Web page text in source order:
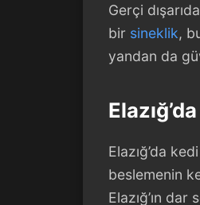
Gerçi
bir sineklik,
yandan da
Elazığ’da
beslemenin
Elazığ’ın